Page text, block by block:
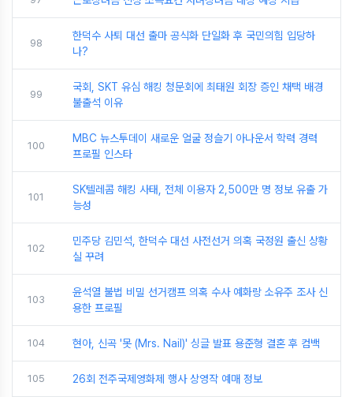
98
한덕수 사퇴 대선 출마 공식화 단일화 후 국민의힘 입당하
나?
99
국회, SKT 유심 해킹 청문회에 최태원 회장 증인 채택 배경
불출석 이유
100
MBC 뉴스투데이 새로운 얼굴 정슬기 아나운서 학력 경력
프로필 인스타
101
SK텔레콤 해킹 사태, 전체 이용자 2,500만 명 정보 유출 가
능성
102
민주당 김민석, 한덕수 대선 사전선거 의혹 국정원 출신 상황
실 꾸려
103
윤석열 불법 비밀 선거캠프 의혹 수사 예화랑 소유주 조사 신
용한 프로필
104 현아, 신곡 '못 (Mrs. Nail)' 싱글 발표 용준형 결혼 후 컴백
105 26회 전주국제영화제 행사 상영작 예매 정보